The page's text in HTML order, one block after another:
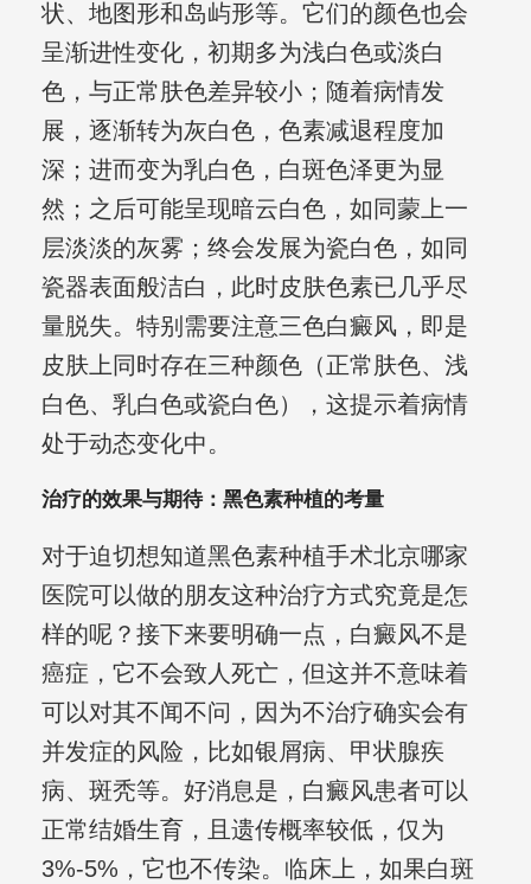
状、地图形和岛屿形等。它们的颜色也会
呈渐进性变化，初期多为浅白色或淡白
色，与正常肤色差异较小；随着病情发
展，逐渐转为灰白色，色素减退程度加
深；进而变为乳白色，白斑色泽更为显
然；之后可能呈现暗云白色，如同蒙上一
层淡淡的灰雾；终会发展为瓷白色，如同
瓷器表面般洁白，此时皮肤色素已几乎尽
量脱失。特别需要注意三色白癜风，即是
皮肤上同时存在三种颜色（正常肤色、浅
白色、乳白色或瓷白色），这提示着病情
处于动态变化中。
治疗的效果与期待：黑色素种植的考量
对于迫切想知道黑色素种植手术北京哪家
医院可以做的朋友这种治疗方式究竟是怎
样的呢？接下来要明确一点，白癜风不是
癌症，它不会致人死亡，但这并不意味着
可以对其不闻不问，因为不治疗确实会有
并发症的风险，比如银屑病、甲状腺疾
病、斑秃等。好消息是，白癜风患者可以
正常结婚生育，且遗传概率较低，仅为
3%-5%，它也不传染。临床上，如果白斑